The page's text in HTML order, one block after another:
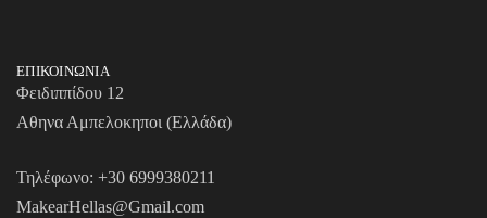
ΕΠΙΚΟΙΝΩΝΙΑ
Φειδιππίδου 12
Αθηνα Αμπελοκηποι (Ελλάδα)
Τηλέφωνο: +30 6999380211
MakearHellas@Gmail.com